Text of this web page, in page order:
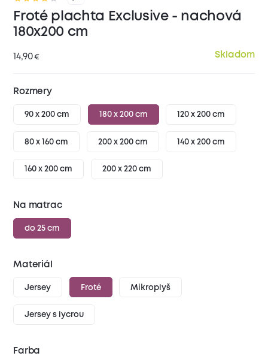
Froté plachta Exclusive - nachová
180x200 cm
14,90€ Skladom
Rozmery
90 x 200 cm 180 x 200 cm 120 x 200 cm
80 x 160 cm 200 x 200 cm 140 x 200 cm
160 x 200 cm 200 x 220 cm
Na matrac
do 25 cm
Materiál
Jersey Froté Mikroplyš
Jersey s lycrou
Farba